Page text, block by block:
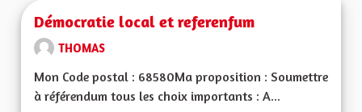
Démocratie local et referenfum
THOMAS
Mon Code postal : 68580Ma proposition : Soumettre
à référendum tous les choix importants : A...